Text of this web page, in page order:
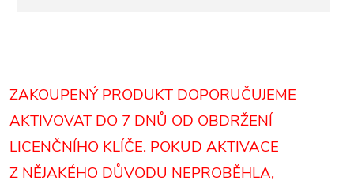
ZAKOUPENÝ PRODUKT DOPORUČUJEME
AKTIVOVAT DO 7 DNŮ OD OBDRŽENÍ
LICENČNÍHO KLÍČE. POKUD AKTIVACE
Z NĚJAKÉHO DŮVODU NEPROBĚHLA,